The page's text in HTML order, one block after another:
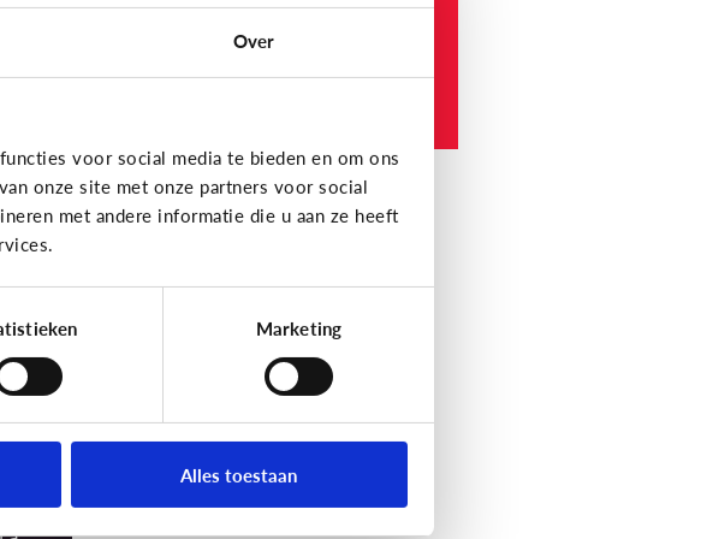
Over
voor social media te bieden en om ons
onze site met onze partners voor social
met andere informatie die u aan ze heeft
Marketing
Alles toestaan
school.
op
de